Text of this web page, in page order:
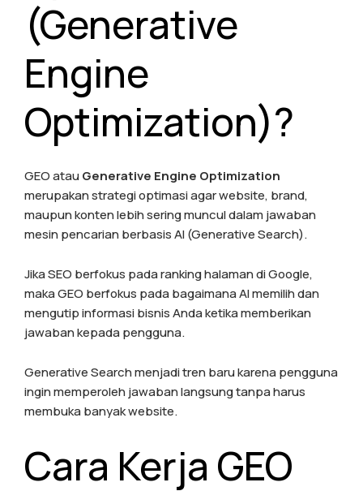
(Generative
Engine
Optimization)?
GEO atau Generative Engine Optimization
merupakan strategi optimasi agar website, brand,
maupun konten lebih sering muncul dalam jawaban
mesin pencarian berbasis AI (Generative Search).
Jika SEO berfokus pada ranking halaman di Google,
maka GEO berfokus pada bagaimana AI memilih dan
mengutip informasi bisnis Anda ketika memberikan
jawaban kepada pengguna.
Generative Search menjadi tren baru karena pengguna
ingin memperoleh jawaban langsung tanpa harus
membuka banyak website.
Cara Kerja GEO